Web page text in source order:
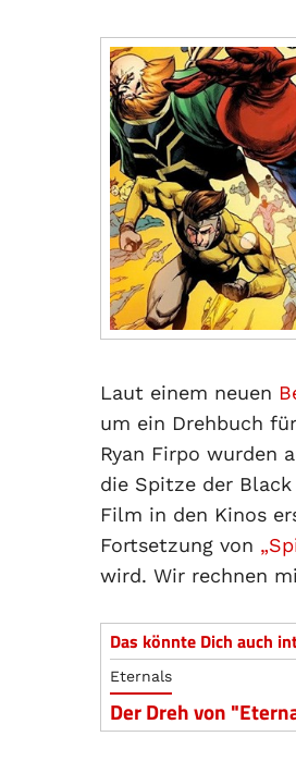
Laut einem neuen
um ein Drehbuch
Ryan Firpo wurden
die Spitze der
Film in den Kinos
Fortsetzung von
wird. Wir rechnen
Das könnte Dich auch
Eternals
Der Dreh von